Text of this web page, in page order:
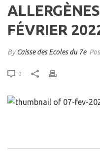
FÉVRIER
ByCaisse des Ecoles du 7e
0